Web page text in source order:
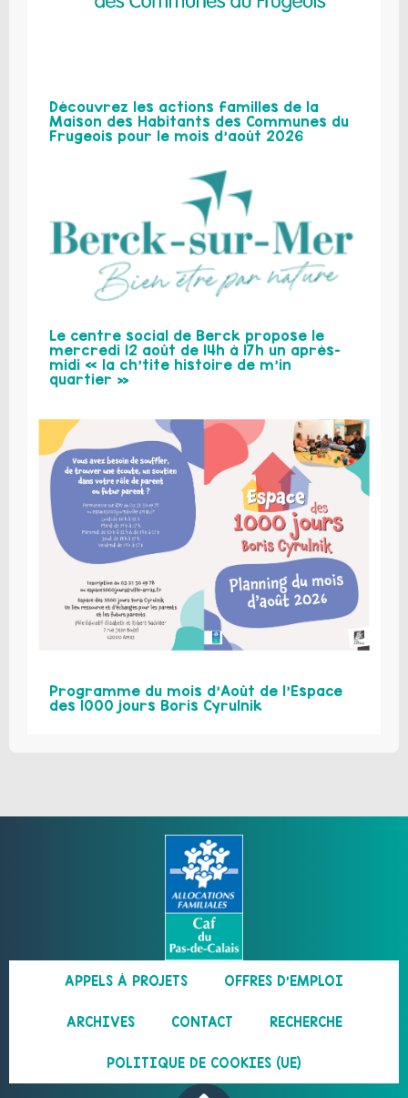
Découvrez les actions familles de la
Maison des Habitants des Communes du
Frugeois pour le mois d’août 2026
Le centre social de Berck propose le
mercredi 12 août de 14h à 17h un après-
midi « la ch’tite histoire de m’in
quartier »
Programme du mois d’Août de l’Espace
des 1000 jours Boris Cyrulnik
APPELS À PROJETS OFFRES D’EMPLOI
ARCHIVES CONTACT RECHERCHE
POLITIQUE DE COOKIES (UE)